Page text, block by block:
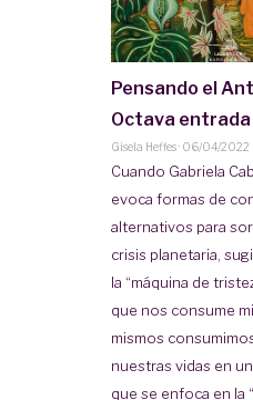
Pensando el
Octava entrada
Gisela Heffes· 06/04/2022
Cuando Gabriela
evoca formas de
alternativos para
crisis planetaria,
la “máquina de
que nos consume
mismos
nuestras vidas en
que se enfoca en la